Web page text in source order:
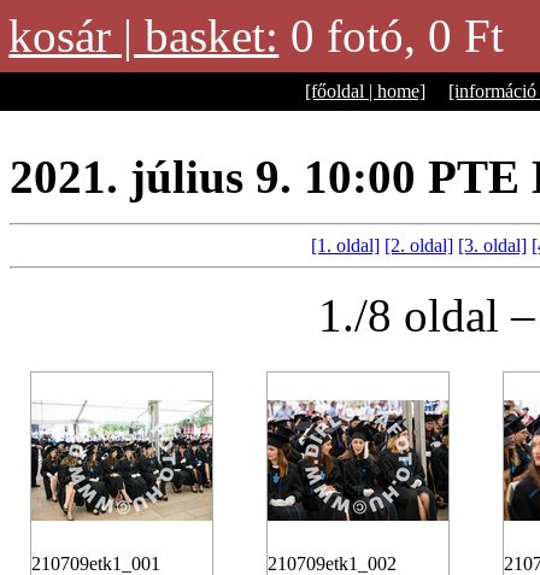
kosár | basket: 0 fotó, 0
[főoldal | home]
2021. július 9. 10:00
[1. oldal] [2. oldal] [3. oldal]
1./8 oldal
210709etk1_001 210709etk1_002